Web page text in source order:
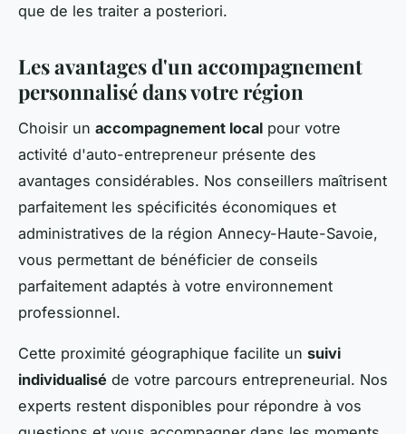
que de les traiter a posteriori.
Les avantages d'un accompagnement
personnalisé dans votre région
Choisir un accompagnement local pour votre
activité d'auto-entrepreneur présente des
avantages considérables. Nos conseillers maîtrisent
parfaitement les spécificités économiques et
administratives de la région Annecy-Haute-Savoie,
vous permettant de bénéficier de conseils
parfaitement adaptés à votre environnement
professionnel.
Cette proximité géographique facilite un suivi
individualisé de votre parcours entrepreneurial. Nos
experts restent disponibles pour répondre à vos